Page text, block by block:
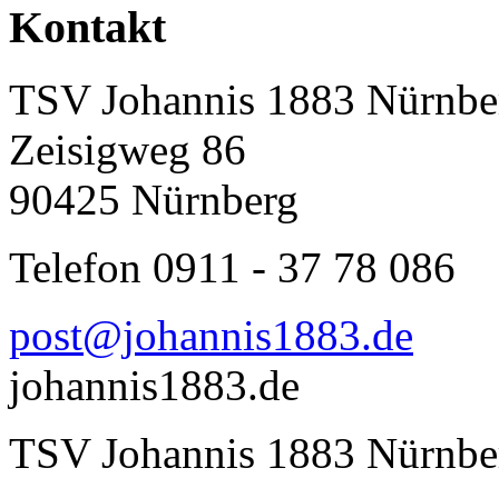
Kontakt
TSV Johannis 1883
Zeisigweg 86
90425 Nürnberg
Telefon 0911 - 37 78 086
post@johannis1883.de
johannis1883.de
TSV Johannis 1883